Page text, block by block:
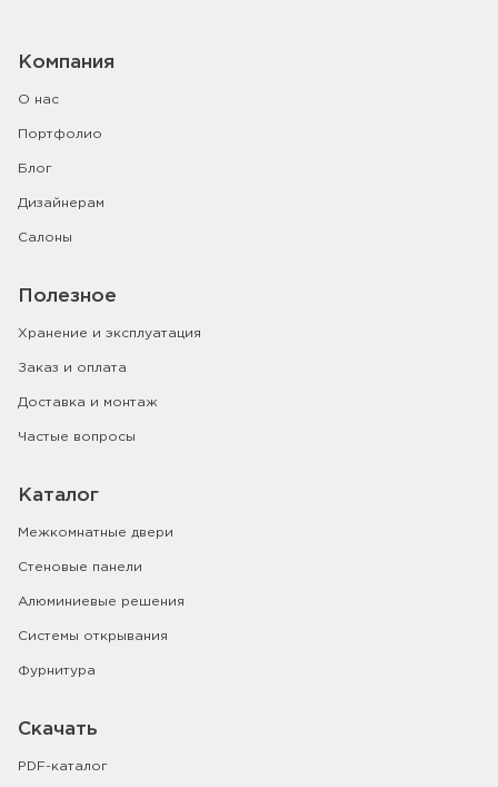
Компания
О нас
Портфолио
Блог
Дизайнерам
Салоны
Полезное
Хранение и эксплуатация
Заказ и оплата
Доставка и монтаж
Частые вопросы
Каталог
Межкомнатные двери
Стеновые панели
Алюминиевые решения
Системы открывания
Фурнитура
Скачать
PDF-каталог